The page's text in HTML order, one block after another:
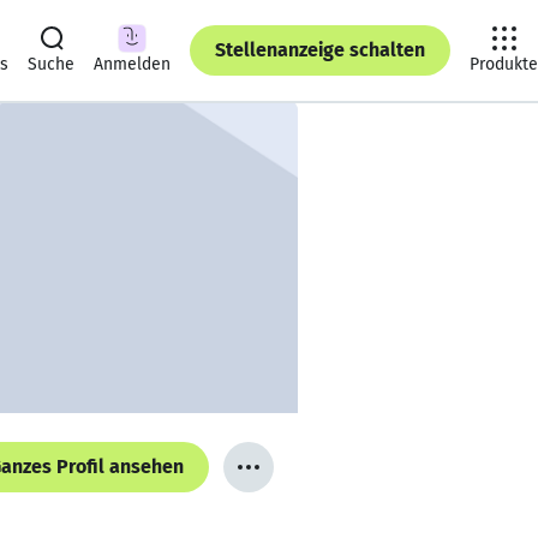
Suche Anmelden
Stellenanzeige schalten
Produkte
Profil ansehen